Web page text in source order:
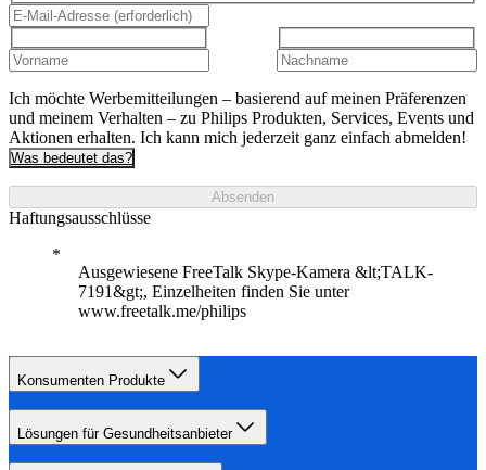
Ich möchte Werbemitteilungen – basierend auf meinen Präferenzen
und meinem Verhalten – zu Philips Produkten, Services, Events und
Aktionen erhalten. Ich kann mich jederzeit ganz einfach abmelden!
Was bedeutet das?
Absenden
Haftungsausschlüsse
Ausgewiesene FreeTalk Skype-Kamera &lt;TALK-
7191&gt;, Einzelheiten finden Sie unter
www.freetalk.me/philips
Konsumenten Produkte
Lösungen für Gesundheitsanbieter